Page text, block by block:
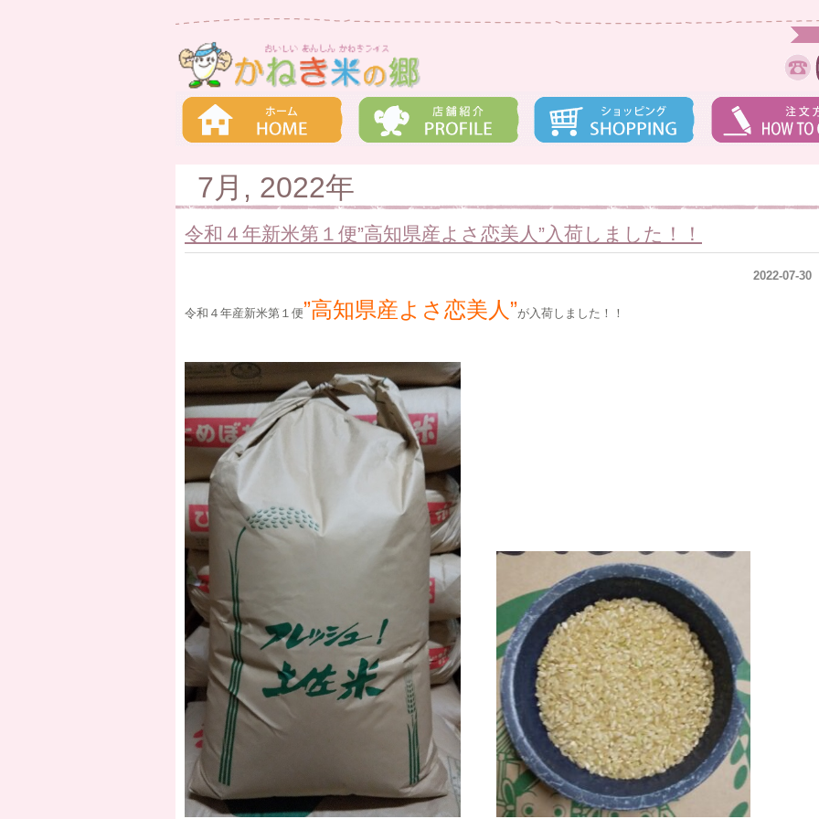
7月, 2022年
令和４年新米第１便”高知県産よさ恋美人”入荷しました！！
2022-07-30
令和４年産新米第１便”高知県産よさ恋美人”が入荷しました！！